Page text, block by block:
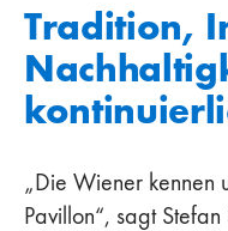
Tradition,
„Die Wiener kennen
Pavillon“, sagt